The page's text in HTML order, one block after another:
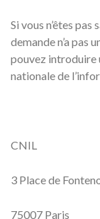
Si vous n’êtes
demande n’a pas
pouvez introduire
nationale de
CNIL
3 Place de
75007 Paris